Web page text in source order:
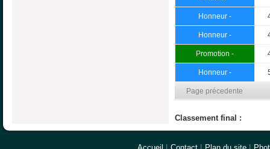
Honneur -
Honneur -
Promotion -
Honneur -
Page précedente
Classement final :